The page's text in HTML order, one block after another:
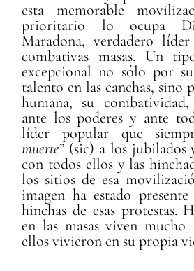
esta memorable
prioritario lo ocupa
Maradona, verdadero
combativas masas. Un
excepcional no sólo por
talento en las canchas, sino
humana, su
ante los poderes y ante
líder popular que
muerte” (sic) a los
con todos ellos y las
los sitios de esa
imagen ha estado
hinchas de esas protestas.
en las masas viven
ellos vivieron en su propia